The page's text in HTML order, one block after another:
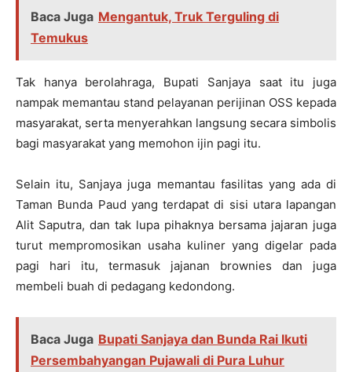
Baca Juga Mengantuk, Truk Terguling di
Temukus
Tak hanya berolahraga, Bupati Sanjaya saat itu juga
nampak memantau stand pelayanan perijinan OSS kepada
masyarakat, serta menyerahkan langsung secara simbolis
bagi masyarakat yang memohon ijin pagi itu.
Selain itu, Sanjaya juga memantau fasilitas yang ada di
Taman Bunda Paud yang terdapat di sisi utara lapangan
Alit Saputra, dan tak lupa pihaknya bersama jajaran juga
turut mempromosikan usaha kuliner yang digelar pada
pagi hari itu, termasuk jajanan brownies dan juga
membeli buah di pedagang kedondong.
Baca Juga Bupati Sanjaya dan Bunda Rai Ikuti
Persembahyangan Pujawali di Pura Luhur